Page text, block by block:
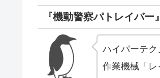
『機動警察パトレイバ
ハイパーテ
作業機械「レ